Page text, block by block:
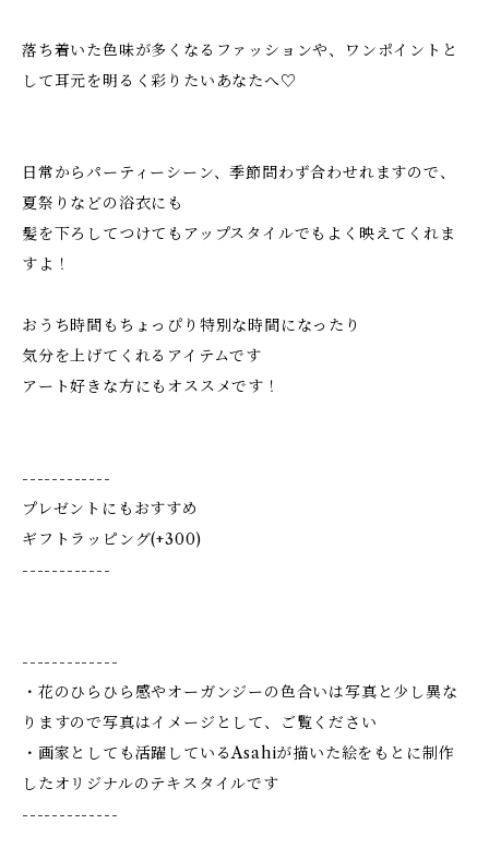
落ち着いた色味が多くなるファッションや、ワンポイントと
して耳元を明るく彩りたいあなたへ♡
日常からパーティーシーン、季節問わず合わせれますので、
夏祭りなどの浴衣にも
髪を下ろしてつけてもアップスタイルでもよく映えてくれま
すよ！
おうち時間もちょっぴり特別な時間になったり
気分を上げてくれるアイテムです
アート好きな方にもオススメです！
------------
プレゼントにもおすすめ
ギフトラッピング(+300)
------------
-------------
・花のひらひら感やオーガンジーの色合いは写真と少し異な
りますので写真はイメージとして、ご覧ください
・画家としても活躍しているAsahiが描いた絵をもとに制作
したオリジナルのテキスタイルです
-------------